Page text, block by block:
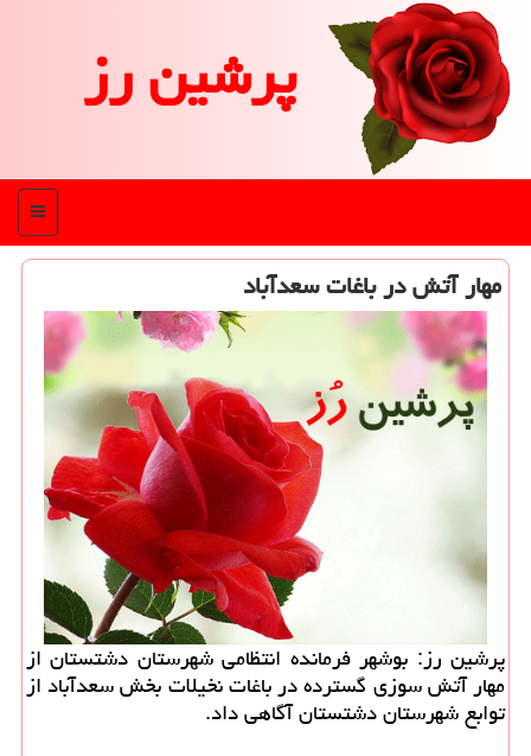
پرشین رز
منو
مهار آتش در باغات سعدآباد
پرشین رز: بوشهر فرمانده انتظامی شهرستان دشتستان از
مهار آتش سوزی گسترده در باغات نخیلات بخش سعدآباد از
توابع شهرستان دشتستان آگاهی داد.